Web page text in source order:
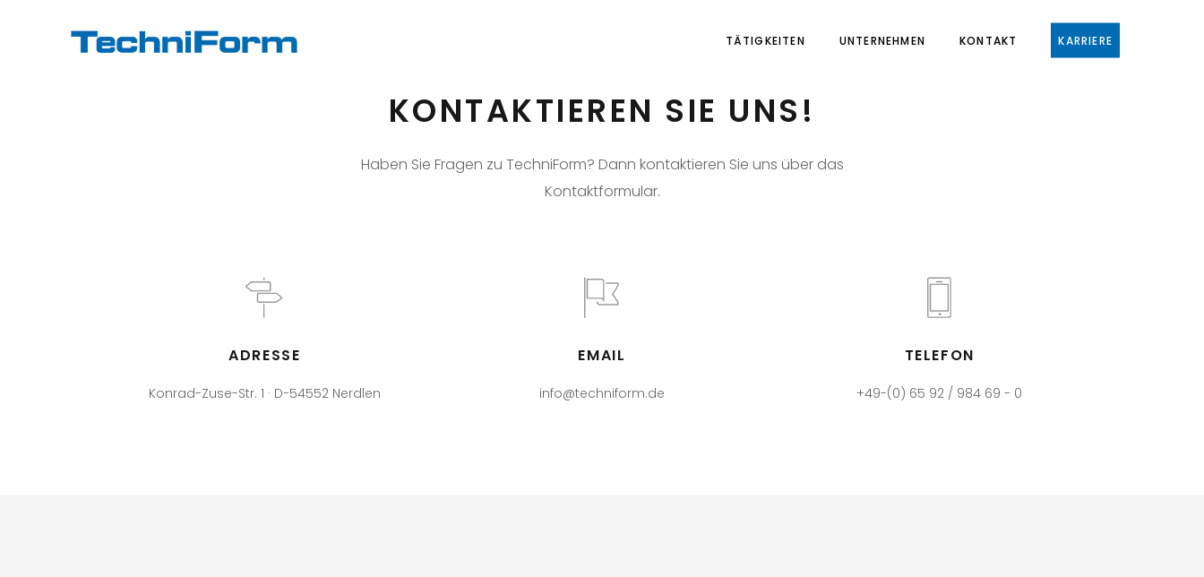
TÄTIGKEITEN UNTERNEHMEN KONTAKT KARRIERE
KONTAKTIEREN SIE UNS!
Haben Sie Fragen zu TechniForm? Dann kontaktieren Sie uns über das
Kontaktformular.
ADRESSE
Konrad-Zuse-Str. 1 · D-54552 Nerdlen
EMAIL
info@techniform.de
TELEFON
+49-(0) 65 92 / 984 69 - 0